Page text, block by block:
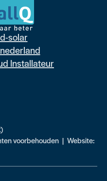
voorbehouden | Website: